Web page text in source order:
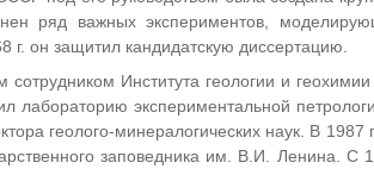
ряд важных экспериментов,
он защитил кандидатскую диссертацию.
Института геологии и
лабораторию экспериментальной
геолого-минералогических наук. В 1987
заповедника им. В.И. Ленина. С